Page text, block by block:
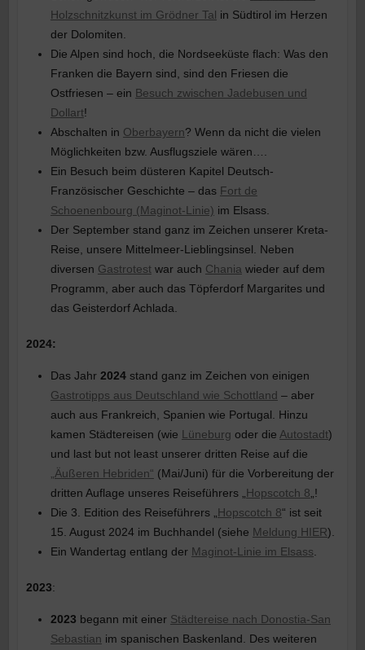
Holzschnitzkunst im Grödner Tal in Südtirol im Herzen
der Dolomiten.
Die Alpen sind hoch, die Nordseeküste flach: Was den
Franken die Bayern sind, sind den Friesen die
Ostfriesen – ein Besuch zwischen Jadebusen und
Dollart!
Abschalten in Oberbayern? Wenn da nicht die vielen
Möglichkeiten bzw. Ausflugsziele wären….
Ein Besuch beim düsteren Kapitel Deutsch-
Französischer Geschichte – das Fort de
Schoenenbourg (Maginot-Linie) im Elsass.
Der September stand ganz im Zeichen unserer Kreta-
Reise, unsere Mittelmeer-Lieblingsinsel. Neben
diversen Gastrotestwar auch Chania wieder auf dem
Programm, aber auch das Töpferdorf Margarites und
das Geisterdorf Achlada.
2024:
Das Jahr 2024stand ganz im Zeichen von einigen
Gastrotipps aus Deutschland wie Schottland – aber
auch aus Frankreich, Spanien wie Portugal. Hinzu
kamen Städtereisen (wie Lüneburg oder die Autostadt)
und last but not least unserer dritten Reise auf die
„Äußeren Hebriden“ (Mai/Juni) für die Vorbereitung der
dritten Auflage unseres Reiseführers „ Hopscotch 8 „!
Die 3. Edition des Reiseführers „ Hopscotch 8“ ist seit
15. August 2024 im Buchhandel (siehe Meldung HIER).
Ein Wandertag entlang der Maginot-Linie im Elsass
2023:
2023 begann mit einer Städtereise nach Donostia-San
Sebastian im spanischen Baskenland. Des weiteren